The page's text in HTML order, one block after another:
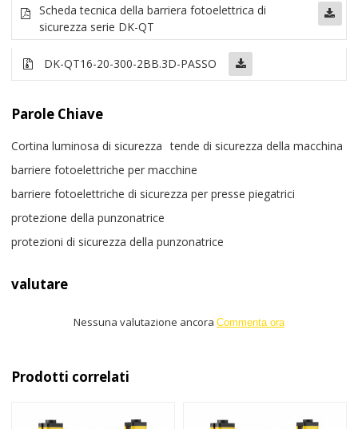
Scheda tecnica della barriera fotoelettrica di
sicurezza serie DK-QT
DK-QT16-20-300-2BB.3D-PASSO
Parole Chiave
Cortina luminosa di sicurezza
tende di sicurezza della macchina
barriere fotoelettriche per macchine
barriere fotoelettriche di sicurezza per presse piegatrici
protezione della punzonatrice
protezioni di sicurezza della punzonatrice
valutare
Nessuna valutazione ancora Commenta ora
Prodotti correlati